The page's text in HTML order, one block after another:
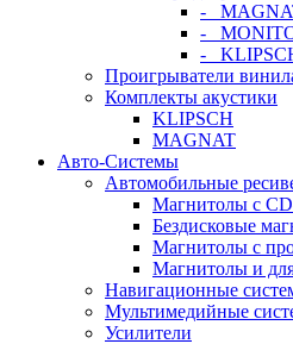
-
-
-
Проигрыватели
Комплекты акустики
KLIPSCH
MAGNAT
Авто-Системы
Автомобильные
Магнитолы с
Бездисковые
Магнитолы с
Магнитолы и
Навигационные
Мультимедийные
Усилители